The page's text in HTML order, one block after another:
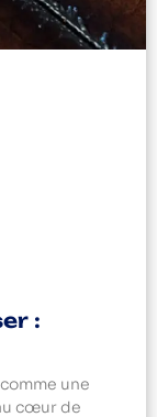
:
une
cœur de